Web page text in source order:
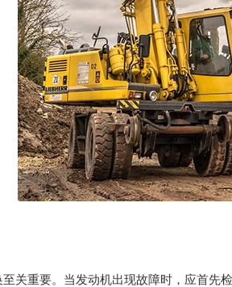
关重要。当发动机出现故障时，应首先